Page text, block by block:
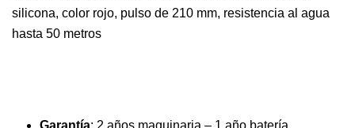
silicona, color rojo, pulso de 210 mm, resistencia al agua
hasta 50 metros
Garantía: 2 años maquinaria – 1 año batería